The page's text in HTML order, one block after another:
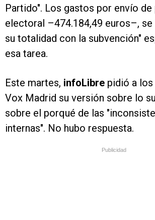
Partido". Los gastos por envío de
electoral –474.184,49 euros–, se
su totalidad con la subvención"
esa tarea.
Este martes, infoLibre pidió a
Vox Madrid su versión sobre lo
sobre el porqué de las
internas". No hubo respuesta.
Publicidad